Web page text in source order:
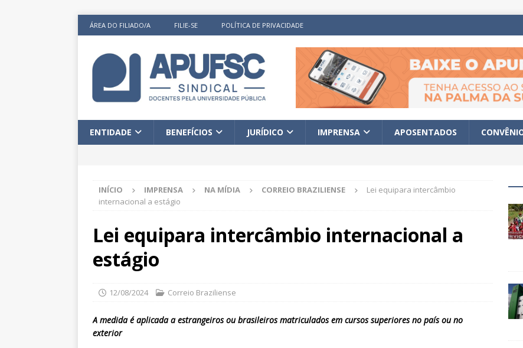
ÁREA DO FILIADO/A FILIE-SE POLÍTICA DE PRIVACIDADE
ENTIDADE BENEFÍCIOS JURÍDICO IMPRENSA APOSENTADOS
INÍCIO IMPRENSA NA MÍDIA CORREIO BRAZILIENSE
Lei equipara intercâmbio
internacional a estágio
Lei equipara intercâmbio internacional a
estágio
12/08/2024 Correio Braziliense
A medida é aplicada a estrangeiros ou brasileiros matriculados em cursos superiores no país ou no
exterior